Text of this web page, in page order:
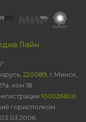
Лайн
220089 , г.Минск,
ком 18
100026606
горисполком